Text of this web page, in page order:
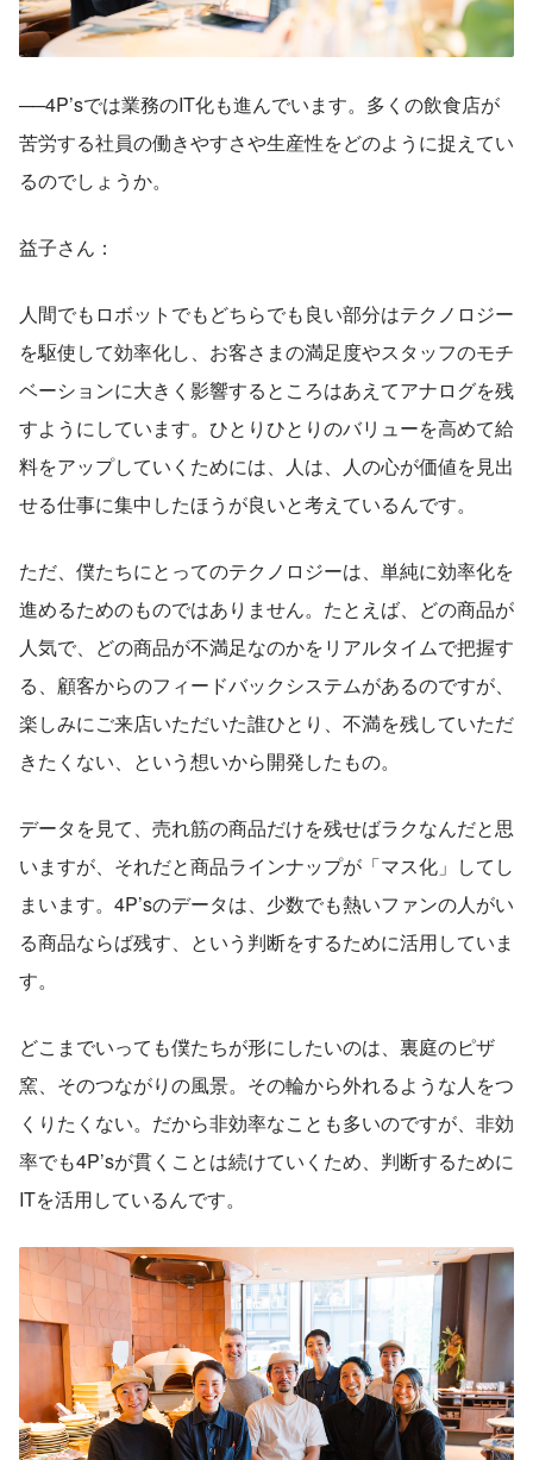
──4P’sでは業務のIT化も進んでいます。多くの飲食店が
苦労する社員の働きやすさや生産性をどのように捉えてい
るのでしょうか。
益子さん：
人間でもロボットでもどちらでも良い部分はテクノロジー
を駆使して効率化し、お客さまの満足度やスタッフのモチ
ベーションに大きく影響するところはあえてアナログを残
すようにしています。ひとりひとりのバリューを高めて給
料をアップしていくためには、人は、人の心が価値を見出
せる仕事に集中したほうが良いと考えているんです。
ただ、僕たちにとってのテクノロジーは、単純に効率化を
進めるためのものではありません。たとえば、どの商品が
人気で、どの商品が不満足なのかをリアルタイムで把握す
る、顧客からのフィードバックシステムがあるのですが、
楽しみにご来店いただいた誰ひとり、不満を残していただ
きたくない、という想いから開発したもの。
データを見て、売れ筋の商品だけを残せばラクなんだと思
いますが、それだと商品ラインナップが「マス化」してし
まいます。4P’sのデータは、少数でも熱いファンの人がい
る商品ならば残す、という判断をするために活用していま
す。
どこまでいっても僕たちが形にしたいのは、裏庭のピザ
窯、そのつながりの風景。その輪から外れるような人をつ
くりたくない。だから非効率なことも多いのですが、非効
率でも4P’sが貫くことは続けていくため、判断するために
ITを活用しているんです。